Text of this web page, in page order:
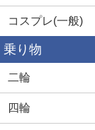
コスプレ(一般)
乗り物
二輪
四輪